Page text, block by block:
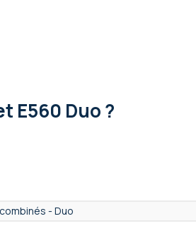
E560 Duo ?
- Duo